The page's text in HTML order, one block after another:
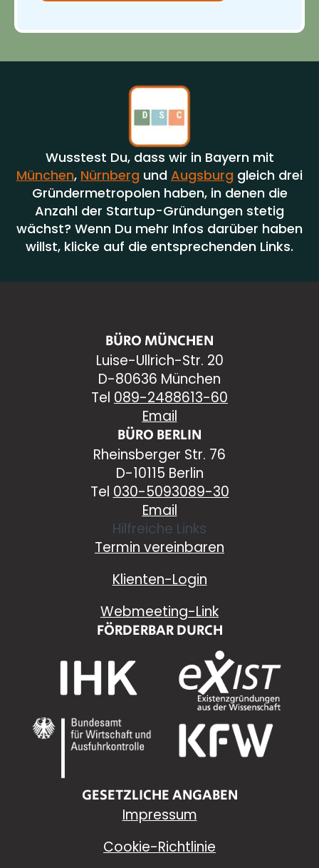
Wusstest Du, dass wir in Bayern mit
München, Nürnberg und Augsburg gleich drei
Gründermetropolen haben, in denen die
Anzahl der Startup-Gründungen stetig
wächst? Wenn Du mehr Infos darüber haben
willst, klicke auf die entsprechenden Links.
BÜRO MÜNCHEN
Luise-Ullrich-Str. 20
D-80636 München
Tel 089-2488613-60
Email
BÜRO BERLIN
Rheinsberger Str. 76
D-10115 Berlin
Tel 030-5093089-30
Email
Hilfreiche Links
Termin vereinbaren
Klienten-Login
Webmeeting-Link
FÖRDERBAR DURCH
GESETZLICHE ANGABEN
Impressum
Cookie-Richtlinie